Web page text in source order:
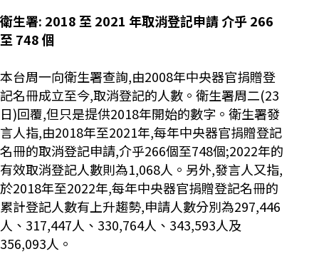
衛生署: 2018至2021 年取消登記申請 介乎266
至748個
本台周一向衛生署查詢,由2008年中央器官捐贈登
記名冊成立至今,取消登記的人數。衛生署周二(23
日)回覆,但只是提供2018年開始的數字。衛生署發
言人指,由2018年至2021年,每年中央器官捐贈登記
名冊的取消登記申請,介乎266個至748個;2022年的
有效取消登記人數則為1,068人。另外,發言人又指,
於2018年至2022年,每年中央器官捐贈登記名冊的
累計登記人數有上升趨勢,申請人數分別為297,446
人、317,447人、330,764人、343,593人及
356,093人。